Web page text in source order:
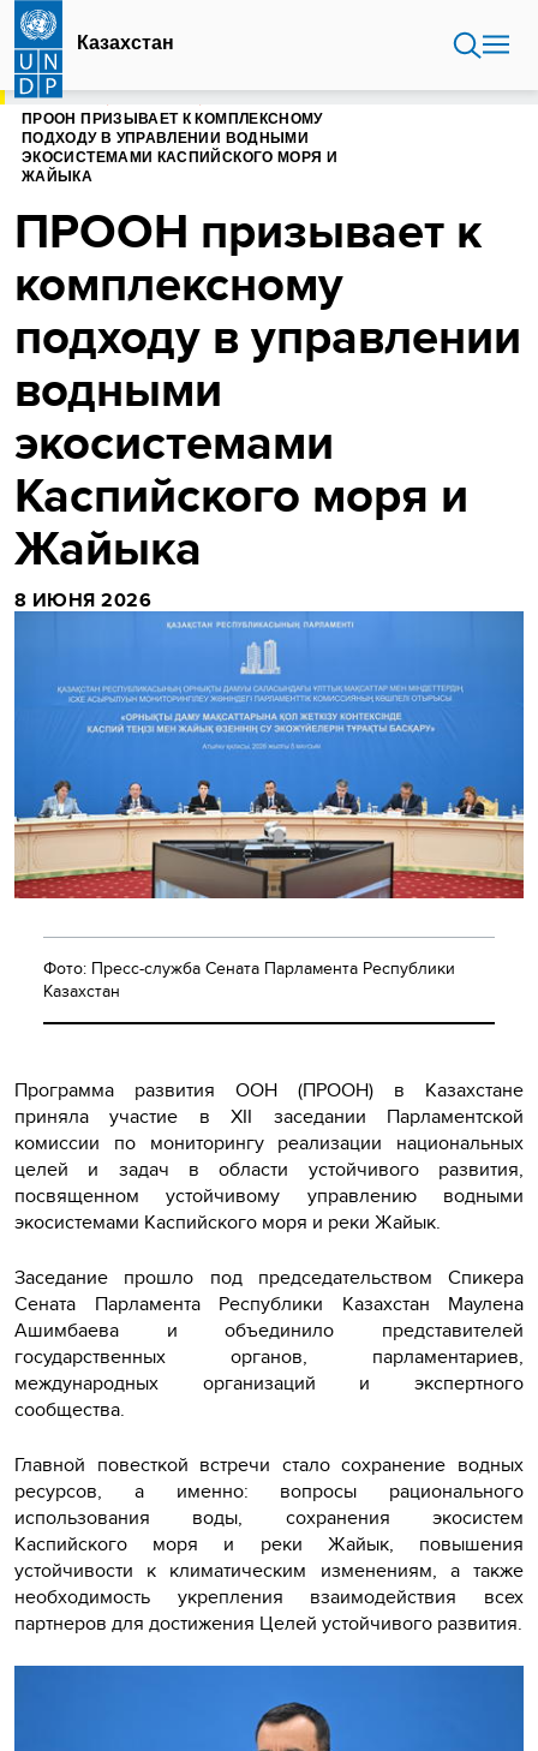
Перейти
основному
содержанию
Казахстан
ГЛАВНАЯ
ПРООН ПРИЗЫВАЕТ К КОМПЛЕКСНОМУ
ПОДХОДУ В УПРАВЛЕНИИ ВОДНЫМИ
ЭКОСИСТЕМАМИ КАСПИЙСКОГО МОРЯ И
ЖАЙЫКА
ПРООН призывает к
комплексному
подходу в управлении
водными
экосистемами
Каспийского моря и
Жайыка
8 ИЮНЯ 2026
Фото: Пресс-служба Сената Парламента Республики
Казахстан
Программа развития ООН (ПРООН) в Казахстане
приняла участие в XII заседании Парламентской
комиссии по мониторингу реализации национальных
целей и задач в области устойчивого развития,
посвященном устойчивому управлению водными
экосистемами Каспийского моря и реки Жайык.
Заседание прошло под председательством Спикера
Сената Парламента Республики Казахстан Маулена
Ашимбаева и объединило представителей
государственных органов, парламентариев,
международных организаций и экспертного
сообщества.
Главной повесткой встречи стало сохранение водных
ресурсов, а именно: вопросы рационального
использования воды, сохранения экосистем
Каспийского моря и реки Жайык, повышения
устойчивости к климатическим изменениям, а также
необходимость укрепления взаимодействия всех
партнеров для достижения Целей устойчивого развития.